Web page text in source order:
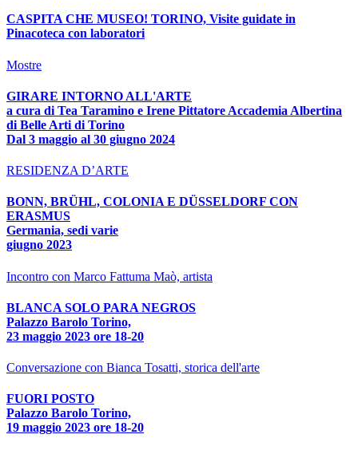
CASPITA CHE MUSEO! TORINO, Visite guidate in
Pinacoteca con laboratori
Mostre
GIRARE INTORNO ALL'ARTE
a cura di Tea Taramino e Irene Pittatore Accademia Albertina
di Belle Arti di Torino
Dal 3 maggio al 30 giugno 2024
RESIDENZA D’ARTE
BONN, BRÜHL, COLONIA E DÜSSELDORF CON
ERASMUS
Germania, sedi varie
giugno 2023
Incontro con Marco Fattuma Maò, artista
BLANCA SOLO PARA NEGROS
Palazzo Barolo Torino,
23 maggio 2023 ore 18-20
Conversazione con Bianca Tosatti, storica dell'arte
FUORI POSTO
Palazzo Barolo Torino,
19 maggio 2023 ore 18-20